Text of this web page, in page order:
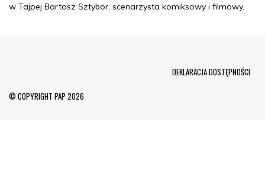
w Tajpej Bartosz Sztybor, scenarzysta komiksowy i filmowy.
© COPYRIGHT PAP 2026
DEKLARACJA DOSTĘPNOŚCI